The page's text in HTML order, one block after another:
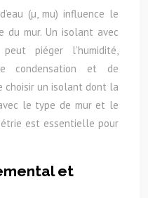
(µ, mu) influence le
du mur. Un isolant avec
piéger l’humidité,
condensation et de
choisir un isolant dont la
le type de mur et le
est essentielle pour
et